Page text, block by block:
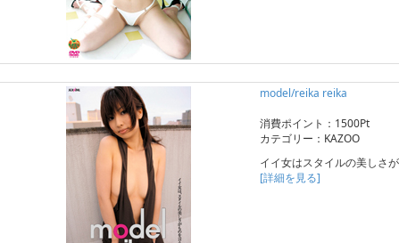
model/reika reika
消費ポイント：1500Pt
カテゴリー：KAZOO
イイ女はスタイルの美しさ
[詳細を見る]